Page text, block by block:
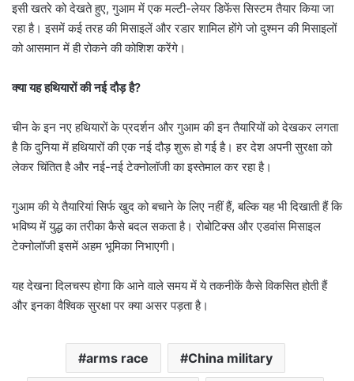
इसी खतरे को देखते हुए, गुआम में एक मल्टी-लेयर डिफेंस सिस्टम तैयार किया जा
रहा है। इसमें कई तरह की मिसाइलें और रडार शामिल होंगे जो दुश्मन की मिसाइलों
को आसमान में ही रोकने की कोशिश करेंगे।
क्या यह हथियारों की नई दौड़ है?
चीन के इन नए हथियारों के प्रदर्शन और गुआम की इन तैयारियों को देखकर लगता
है कि दुनिया में हथियारों की एक नई दौड़ शुरू हो गई है। हर देश अपनी सुरक्षा को
लेकर चिंतित है और नई-नई टेक्नोलॉजी का इस्तेमाल कर रहा है।
गुआम की ये तैयारियां सिर्फ खुद को बचाने के लिए नहीं हैं, बल्कि यह भी दिखाती हैं कि
भविष्य में युद्ध का तरीका कैसे बदल सकता है। रोबोटिक्स और एडवांस मिसाइल
टेक्नोलॉजी इसमें अहम भूमिका निभाएगी।
यह देखना दिलचस्प होगा कि आने वाले समय में ये तकनीकें कैसे विकसित होती हैं
और इनका वैश्विक सुरक्षा पर क्या असर पड़ता है।
arms race China military